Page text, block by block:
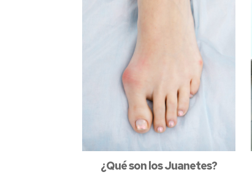
¿Qué son los Juanetes?